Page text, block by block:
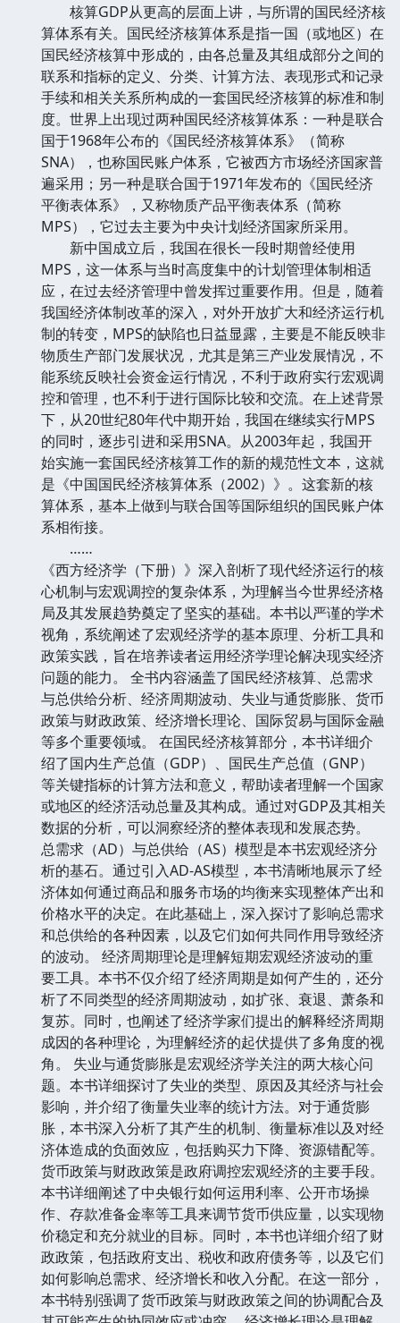
核算GDP从更高的层面上讲，与所谓的国民经济核
算体系有关。国民经济核算体系是指一国（或地区）在
国民经济核算中形成的，由各总量及其组成部分之间的
联系和指标的定义、分类、计算方法、表现形式和记录
手续和相关关系所构成的一套国民经济核算的标准和制
度。世界上出现过两种国民经济核算体系：一种是联合
国于1968年公布的《国民经济核算体系》（简称
SNA），也称国民账户体系，它被西方市场经济国家普
遍采用；另一种是联合国于1971年发布的《国民经济
平衡表体系》，又称物质产品平衡表体系（简称
MPS），它过去主要为中央计划经济国家所采用。
新中国成立后，我国在很长一段时期曾经使用
MPS，这一体系与当时高度集中的计划管理体制相适
应，在过去经济管理中曾发挥过重要作用。但是，随着
我国经济体制改革的深入，对外开放扩大和经济运行机
制的转变，MPS的缺陷也日益显露，主要是不能反映非
物质生产部门发展状况，尤其是第三产业发展情况，不
能系统反映社会资金运行情况，不利于政府实行宏观调
控和管理，也不利于进行国际比较和交流。在上述背景
下，从20世纪80年代中期开始，我国在继续实行MPS
的同时，逐步引进和采用SNA。从2003年起，我国开
始实施一套国民经济核算工作的新的规范性文本，这就
是《中国国民经济核算体系（2002）》。这套新的核
算体系，基本上做到与联合国等国际组织的国民账户体
系相衔接。
……
《西方经济学（下册）》深入剖析了现代经济运行的核
心机制与宏观调控的复杂体系，为理解当今世界经济格
局及其发展趋势奠定了坚实的基础。本书以严谨的学术
视角，系统阐述了宏观经济学的基本原理、分析工具和
政策实践，旨在培养读者运用经济学理论解决现实经济
问题的能力。 全书内容涵盖了国民经济核算、总需求
与总供给分析、经济周期波动、失业与通货膨胀、货币
政策与财政政策、经济增长理论、国际贸易与国际金融
等多个重要领域。 在国民经济核算部分，本书详细介
绍了国内生产总值（GDP）、国民生产总值（GNP）
等关键指标的计算方法和意义，帮助读者理解一个国家
或地区的经济活动总量及其构成。通过对GDP及其相关
数据的分析，可以洞察经济的整体表现和发展态势。
总需求（AD）与总供给（AS）模型是本书宏观经济分
析的基石。通过引入AD-AS模型，本书清晰地展示了经
济体如何通过商品和服务市场的均衡来实现整体产出和
价格水平的决定。在此基础上，深入探讨了影响总需求
和总供给的各种因素，以及它们如何共同作用导致经济
的波动。 经济周期理论是理解短期宏观经济波动的重
要工具。本书不仅介绍了经济周期是如何产生的，还分
析了不同类型的经济周期波动，如扩张、衰退、萧条和
复苏。同时，也阐述了经济学家们提出的解释经济周期
成因的各种理论，为理解经济的起伏提供了多角度的视
角。 失业与通货膨胀是宏观经济学关注的两大核心问
题。本书详细探讨了失业的类型、原因及其经济与社会
影响，并介绍了衡量失业率的统计方法。对于通货膨
胀，本书深入分析了其产生的机制、衡量标准以及对经
济体造成的负面效应，包括购买力下降、资源错配等。
货币政策与财政政策是政府调控宏观经济的主要手段。
本书详细阐述了中央银行如何运用利率、公开市场操
作、存款准备金率等工具来调节货币供应量，以实现物
价稳定和充分就业的目标。同时，本书也详细介绍了财
政政策，包括政府支出、税收和政府债务等，以及它们
如何影响总需求、经济增长和收入分配。在这一部分，
本书特别强调了货币政策与财政政策之间的协调配合及